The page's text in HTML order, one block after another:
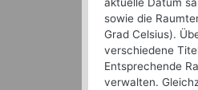
aktuelle Datum
sowie die
Grad Celsius).
verschiedene
Entsprechende
verwalten.